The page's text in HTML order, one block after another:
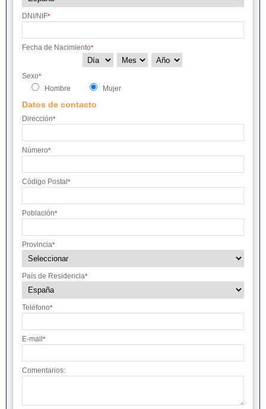
DNI/NIF*
Fecha de Nacimiento*
Sexo*
Hombre Mujer
Datos de contacto
Dirección*
Número*
Código Postal *
Población*
Provincia*
País de Residencia*
Teléfono*
E-mail *
Comentarios: